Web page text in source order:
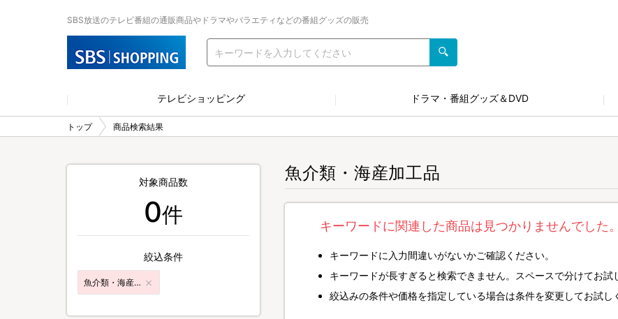
SBS放送のテレビ番組の通販商品やドラマやバラエティなどの番組グッズの販売
テレビショッピング ドラマ・番組グッズ＆DVD
トップ 商品検索結果
魚介類・海産加工品
キーワードに関連した商品は見つかりませんでした。
キーワードに入力間違いがないかご確認ください。
キーワードが長すぎると検索できません。スペースで分けてお試
絞込みの条件や価格を指定している場合は条件を変更してお試し
対象商品数
0件
絞込条件
魚介類・海産加工品